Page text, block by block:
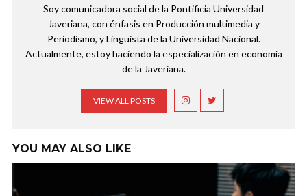
Soy comunicadora social de la Pontificia Universidad
Javeriana, con énfasis en Producción multimedia y
Periodismo, y Lingüista de la Universidad Nacional.
Actualmente, estoy haciendo la especialización en economía
de la Javeriana.
VIEW ALL POSTS
YOU MAY ALSO LIKE